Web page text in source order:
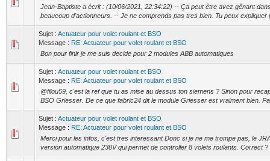
Jean-Baptiste a écrit : (10/06/2021, 22:34:22) -- Ça peut être avez gênant
beaucoup d'actionneurs. -- Je ne comprends pas tres bien. Tu peux expliquer
Sujet : Actuateur pour volet roulant et BSO
Message : RE: Actuateur pour volet roulant et BSO
Bon pour finir je me suis decide pour 2 modules ABB automatiques
Sujet : Actuateur pour volet roulant et BSO
Message : RE: Actuateur pour volet roulant et BSO
@filou59, c'est la ref que tu as mise au dessus ton siemens ? Sinon pour
BSO Griesser. De ce que fabric24 dit le module Griesser est vraiment bien.
Sujet : Actuateur pour volet roulant et BSO
Message : RE: Actuateur pour volet roulant et BSO
Merci pour les infos, c'est tres interessant Donc si je ne me trompe pas, le
version automatique 230V qui permet de controller 8 volets roulants. Correct ?